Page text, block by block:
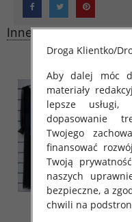
Inne produkty
Droga Klientko/
Aby dalej móc
materiały
lepsze usługi,
dopasowanie
Twojego
finansować
Twoją
naszych
bezpieczne, a
chwili na